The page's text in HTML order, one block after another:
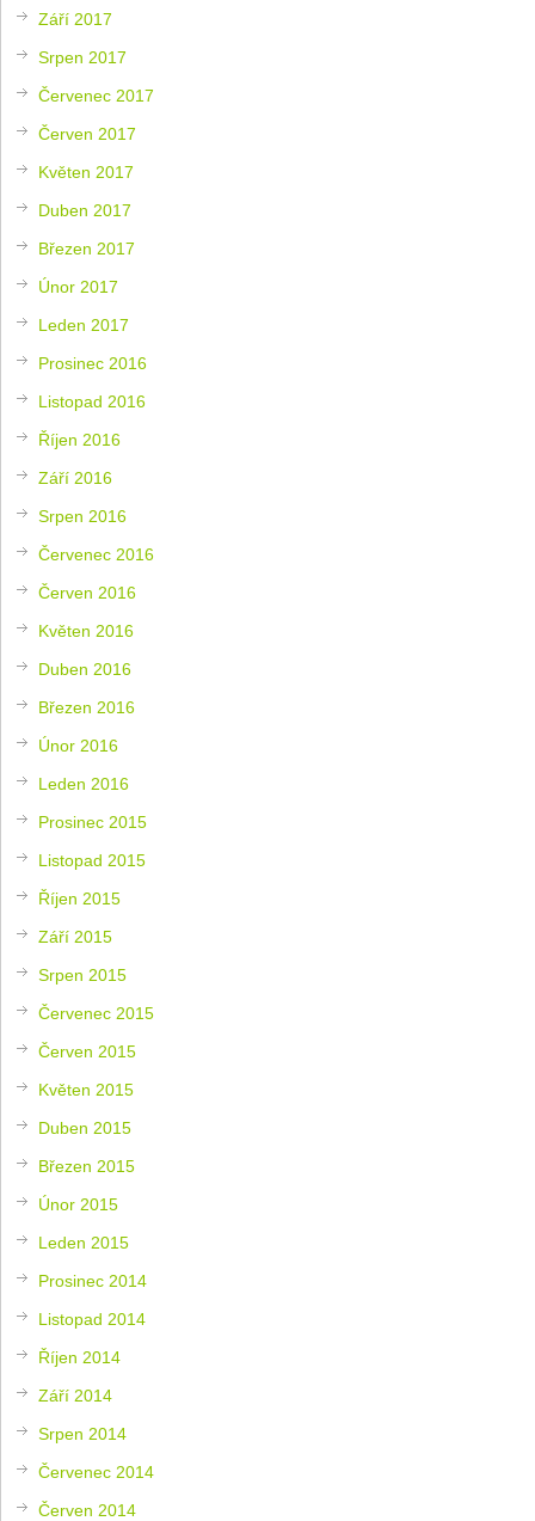
Září 2017
Srpen 2017
Červenec 2017
Červen 2017
Květen 2017
Duben 2017
Březen 2017
Únor 2017
Leden 2017
Prosinec 2016
Listopad 2016
Říjen 2016
Září 2016
Srpen 2016
Červenec 2016
Červen 2016
Květen 2016
Duben 2016
Březen 2016
Únor 2016
Leden 2016
Prosinec 2015
Listopad 2015
Říjen 2015
Září 2015
Srpen 2015
Červenec 2015
Červen 2015
Květen 2015
Duben 2015
Březen 2015
Únor 2015
Leden 2015
Prosinec 2014
Listopad 2014
Říjen 2014
Září 2014
Srpen 2014
Červenec 2014
Červen 2014